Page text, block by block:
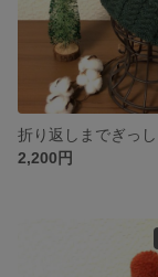
2,200円